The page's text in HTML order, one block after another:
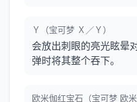
Ｙ（宝可梦 Ｘ／Ｙ）
会放出刺眼的亮光眩晕
弹时将其整个吞下。
欧米伽红宝石（宝可梦 欧